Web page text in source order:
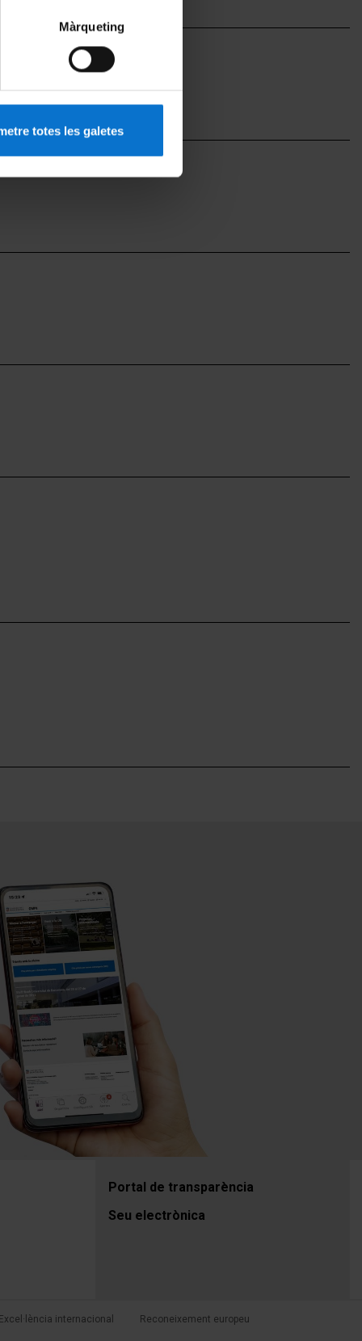
Màrqueting
totes les galetes
until 03-16-2026
Portal de transparència
Seu electrònica
Excel·lència internacional Reconeixement europeu